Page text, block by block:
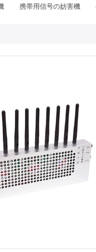
gps 信号の妨害機